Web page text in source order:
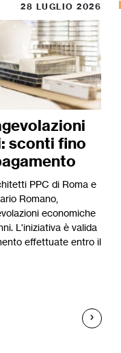
28 LUGLIO 2026
sconti fino
PPC di Roma e
Romano,
economiche
L'iniziativa è valida
effettuate entro il